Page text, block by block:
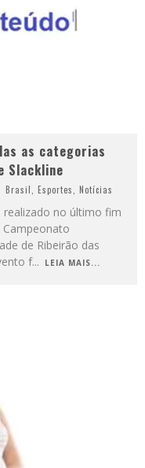
as categorias
Slackline
Brasil Esportes Notícias
realizado no último fim
Campeonato
de Ribeirão das
f... LEIA MAIS...